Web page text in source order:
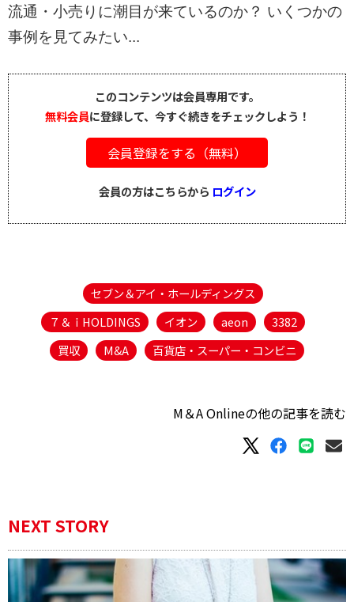
流通・小売りに潮目が来ているのか？ いくつかの
事例を見てみたい...
このコンテンツは会員専用です。
無料会員に登録して、今すぐ続きをチェックしよう！
会員登録をする（無料）
会員の方はこちらから ログイン
セブン＆アイ・ホールディングス
７＆ｉHOLDINGS
イオン aeon
3382
買収
M&A 百貨店・スーパー・コンビニ
M＆A Onlineの他の記事を読む
NEXT STORY